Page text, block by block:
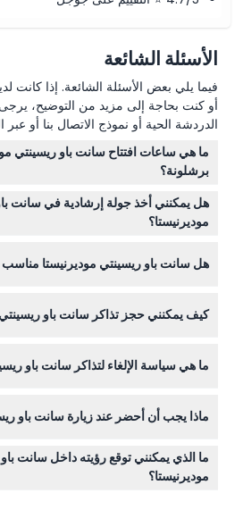
الأسئلة الشائعة
فيما يلي بعض الأسئلة الشائعة. إذا كانت
أو كنت بحاجة إلى مزيد من التوضيح، يرجى
الدردشة الحية أو نموذج الاتصال بنا أو عبر
ما هي ساعات افتتاح سانت باو ريسينتي
برشلونة؟
ديسمبر. (عرضة للتغيير - يرجى التأكد
هل يمكنني أخذ جولة إرشادية في سانت
موديرنيستا؟
باللغتين الكتالانية والإسبانية. وإذا كنت
هل سانت باو ريسينتي موديرنيستا مناسب
وجهة مناسبة للعائلات لاستكشاف العمارة
كيف يمكنني حجز تذاكر سانت باو ريسينتي
حيث سترى التواريخ المتاحة وخيارات
ما هي سياسة الإلغاء لتذاكر سانت باو
تأكيد خططك قبل الحجز.
ماذا يجب أن أحضر عند زيارة سانت باو
احضر حذاء مريح للمشي عبر الموقع
لالتقاط الصور، وخيارياً قبعة أو
الطقس.
ما الذي يمكنني توقع رؤيته داخل سانت
موديرنيستا؟